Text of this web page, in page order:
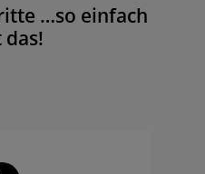
…so einfach
das!